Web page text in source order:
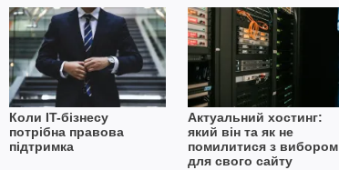
Коли IT-бізнесу
потрібна правова
підтримка
Актуальний хостинг:
який він та як не
помилитися з вибором
для свого сайту